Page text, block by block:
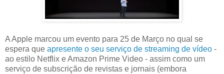
A Apple marcou um evento para 25 de Março no qual se
espera que apresente o seu serviço de streaming de vídeo -
ao estilo Netflix e Amazon Prime Video - assim como um
serviço de subscrição de revistas e jornais (embora